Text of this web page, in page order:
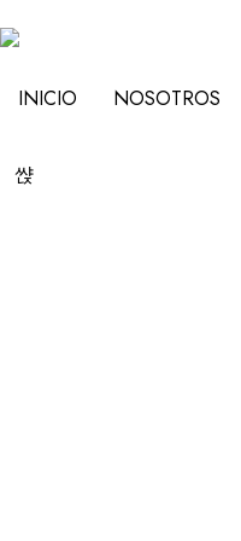
INICIO NOSOTROS